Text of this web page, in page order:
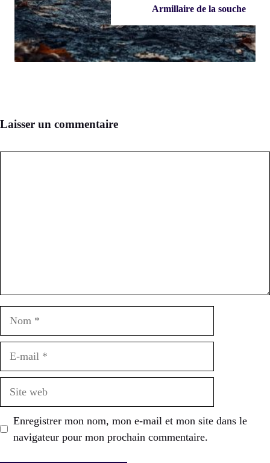
Armillaire de la souche
Laisser un commentaire
Enregistrer mon nom, mon e-mail et mon site dans le
navigateur pour mon prochain commentaire.